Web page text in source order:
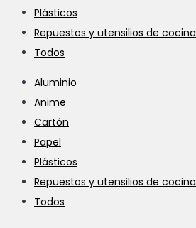
Plásticos
Repuestos y utensilios de cocina
Todos
Aluminio
Anime
Cartón
Papel
Plásticos
Repuestos y utensilios de cocina
Todos